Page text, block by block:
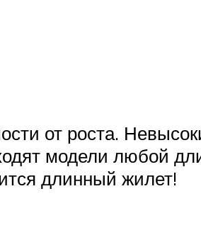
от роста.
модели любой
длинный жилет!